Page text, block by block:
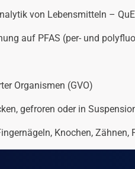
von Lebensmitteln –
auf PFAS (per- und
Organismen (GVO)
gefroren oder in
Knochen, Zähnen,